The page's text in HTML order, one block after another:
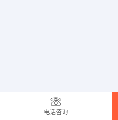
电话咨询